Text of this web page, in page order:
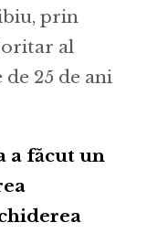
prin
al
25 de ani
a făcut un